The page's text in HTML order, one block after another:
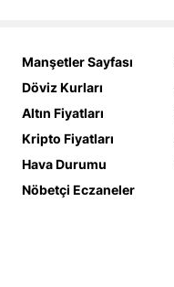
Manşetler Sayfası
Döviz Kurları
Altın Fiyatları
Kripto Fiyatları
Hava Durumu
Nöbetçi Eczaneler